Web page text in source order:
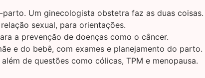
Um ginecologista obstetra faz as duas coisas.
sexual, para orientações.
a prevenção de doenças como o câncer.
e do bebê, com exames e planejamento do parto.
de questões como cólicas, TPM e menopausa.